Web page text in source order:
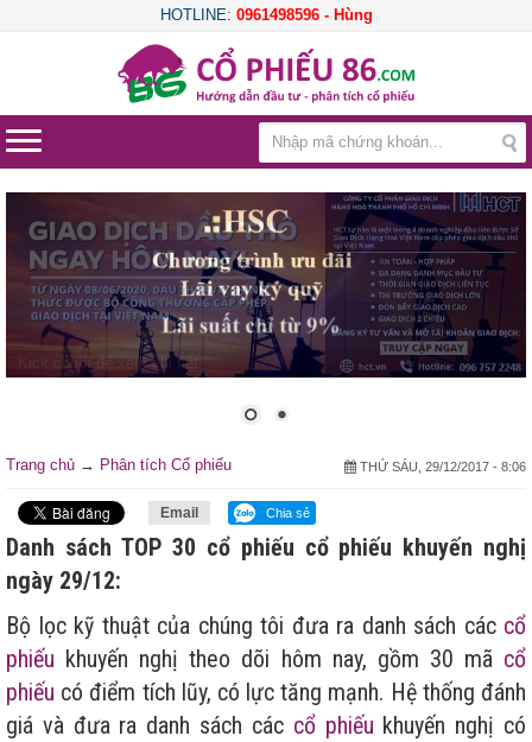
HOTLINE: 0961498596 - Hùng
Trang chủ → Phân tích Cổ phiếu THỨ SÁU, 29/12/2017 - 8:06
Email Chia sẻ
Danh sách TOP 30 cổ phiếu cổ phiếu khuyến nghị
ngày 29/12:
Bộ lọc kỹ thuật của chúng tôi đưa ra danh sách các cổ
phiếu khuyến nghị theo dõi hôm nay, gồm 30 mã cổ
phiếu có điểm tích lũy, có lực tăng mạnh. Hệ thống đánh
giá và đưa ra danh sách các cổ phiếu khuyến nghị có